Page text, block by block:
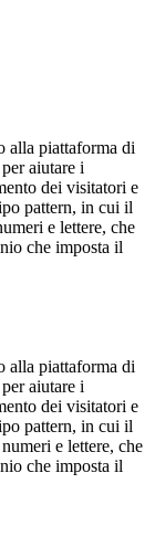
alla piattaforma di
aiutare i
dei visitatori e
pattern, in cui il
e lettere, che
che imposta il
alla piattaforma di
aiutare i
dei visitatori e
pattern, in cui il
e lettere, che
che imposta il